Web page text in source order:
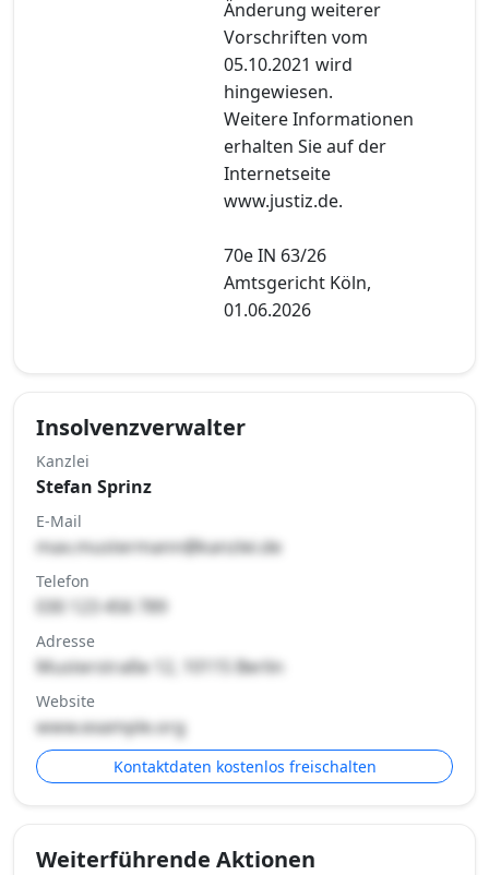
Änderung weiterer
Vorschriften vom
05.10.2021 wird
hingewiesen.
Weitere Informationen
erhalten Sie auf der
Internetseite
www.justiz.de.
70e IN 63/26
Amtsgericht Köln,
01.06.2026
Insolvenzverwalter
Kanzlei
Stefan Sprinz
E-Mail
max.mustermann@kanzlei.de
Telefon
030 123 456 789
Adresse
Musterstraße 12, 10115 Berlin
Website
www.example.org
Kontaktdaten kostenlos freischalten
Weiterführende Aktionen